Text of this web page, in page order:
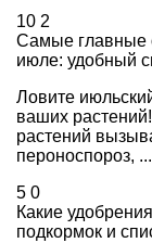
10 2
Самые главные
июле: удобный
Ловите
ваших
растений
пероноспороз, ...
5 0
Какие
подкормок и